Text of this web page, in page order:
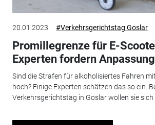
20.01.2023 #Verkehrsgerichtstag Goslar
Promillegrenze für E-
Experten fordern Anpassung
Sind die Strafen für alkoholisiertes Fahren
hoch? Einige Experten schätzen das so ein.
Verkehrsgerichtstag in Goslar wollen sie